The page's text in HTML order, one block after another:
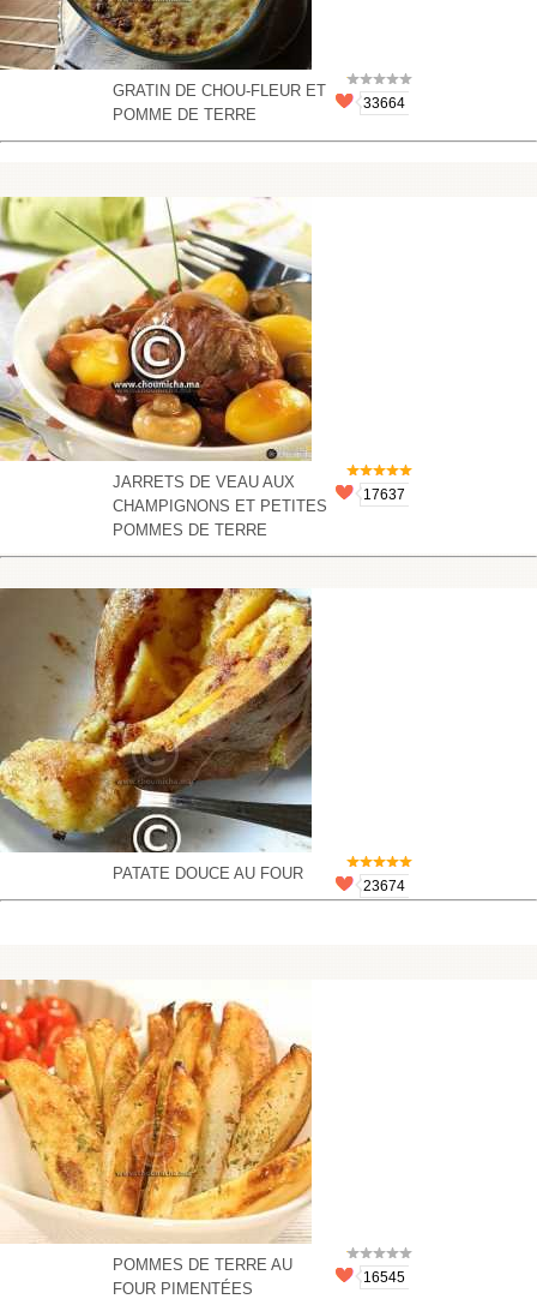
GRATIN DE CHOU-FLEUR ET
POMME DE TERRE
33664
JARRETS DE VEAU AUX
CHAMPIGNONS ET PETITES
POMMES DE TERRE
17637
PATATE DOUCE AU FOUR
23674
POMMES DE TERRE AU
FOUR PIMENTÉES
16545